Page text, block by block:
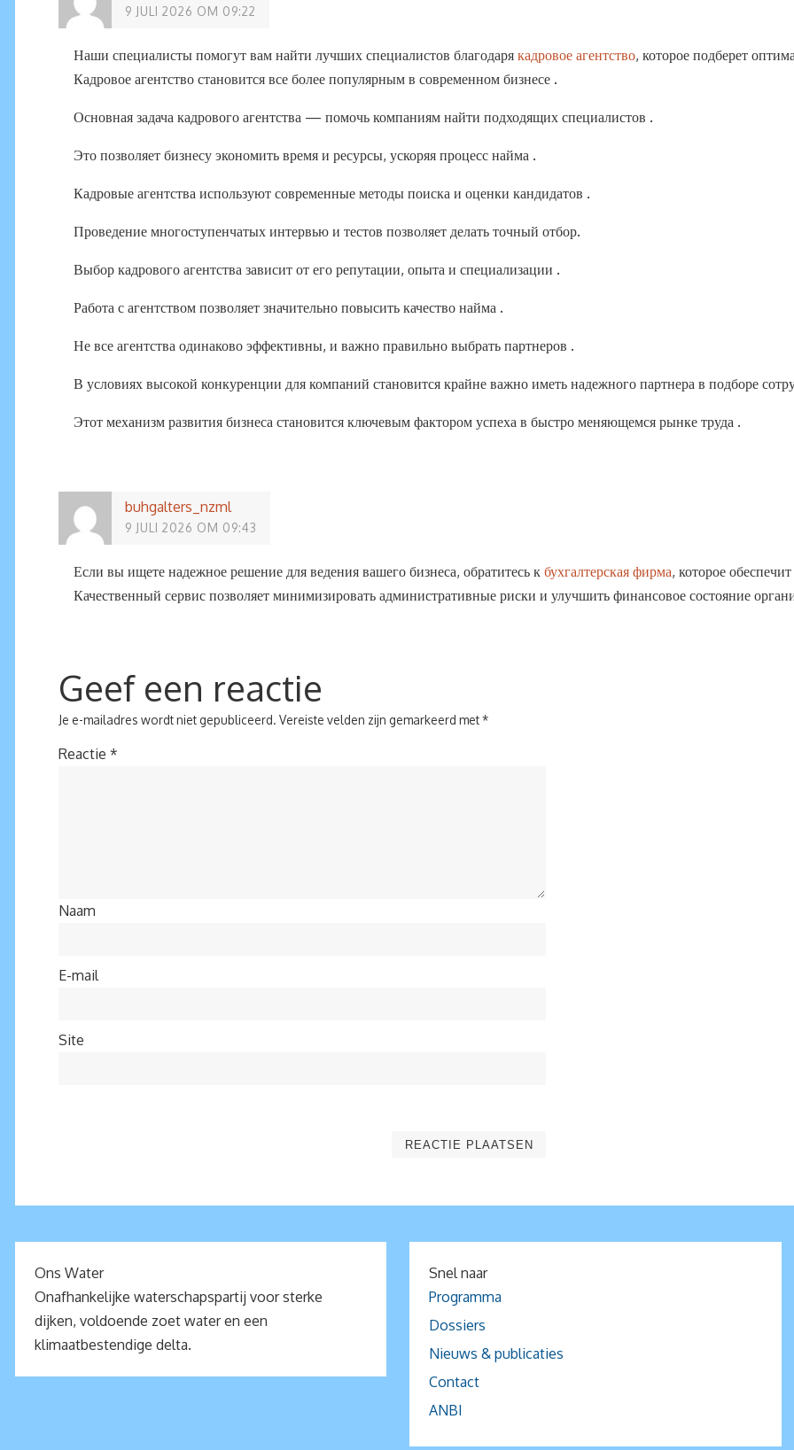
9 JULI 2026 OM 09:22
Наши специалисты помогут вам найти лучших специалистов благодаря кадровое агентство, которое подберет
Кадровое агентство становится все более популярным в современном бизнесе .
Основная задача кадрового агентства — помочь компаниям найти подходящих специалистов .
Это позволяет бизнесу экономить время и ресурсы, ускоряя процесс найма .
Кадровые агентства используют современные методы поиска и оценки кандидатов .
Проведение многоступенчатых интервью и тестов позволяет делать точный отбор.
Выбор кадрового агентства зависит от его репутации, опыта и специализации .
Работа с агентством позволяет значительно повысить качество найма .
Не все агентства одинаково эффективны, и важно правильно выбрать партнеров .
В условиях высокой конкуренции для компаний становится крайне важно иметь надежного партнера в подборе
Этот механизм развития бизнеса становится ключевым фактором успеха в быстро меняющемся рынке труда .
buhgalters_nzml
9 JULI 2026 OM 09:43
Если вы ищете надежное решение для ведения вашего бизнеса, обратитесь к бухгалтерская фирма, которое
Качественный сервис позволяет минимизировать административные риски и улучшить финансовое состояние
Geef een reactie
Je e-mailadres wordt niet gepubliceerd. Vereiste velden zijn gemarkeerd met*
Reactie *
Naam
E-mail
Site
Ons Water
Onafhankelijke waterschapspartij voor sterke
dijken, voldoende zoet water en een
klimaatbestendige delta.
Snel naar
Programma
Dossiers
Nieuws & publicaties
Contact
ANBI